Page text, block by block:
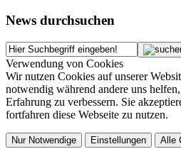
News durchsuchen
Verwendung von Cookies
Wir nutzen Cookies auf unserer
notwendig während andere uns
Erfahrung zu verbessern. Sie
fortfahren diese Webseite zu nutzen.
Nur Notwendige Einstellungen Alle